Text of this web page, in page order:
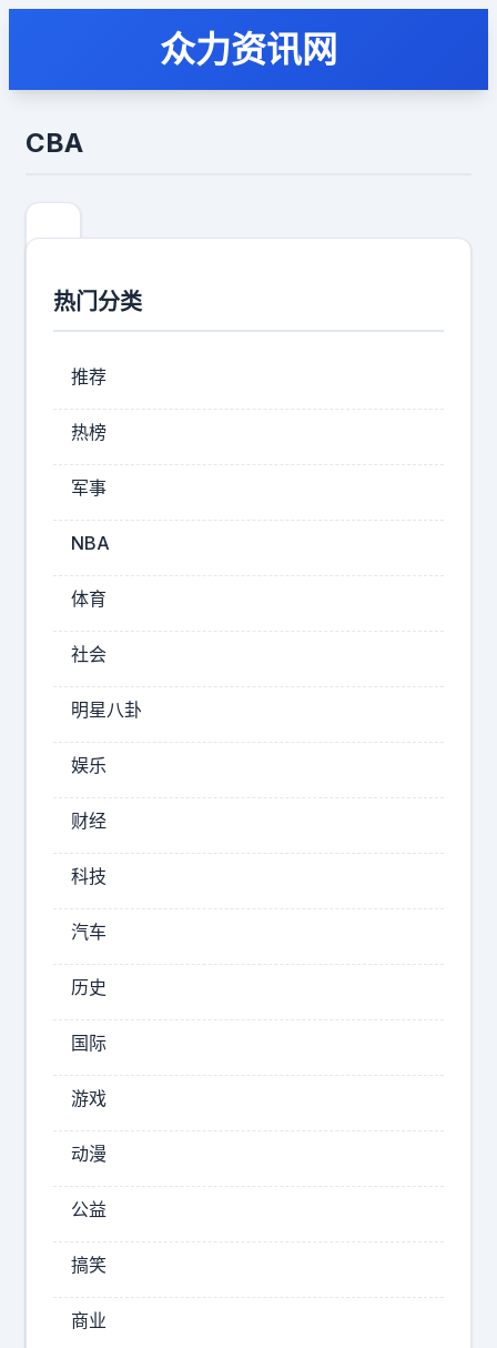
众力资讯网
CBA
消
息
，
第
一
个
消
息
让
人
很
意
外
一
消
：
京
篮
拿
热门分类
推荐
热榜
军事
NBA
体育
社会
明星八卦
娱乐
财经
科技
汽车
历史
国际
游戏
动漫
公益
搞笑
商业